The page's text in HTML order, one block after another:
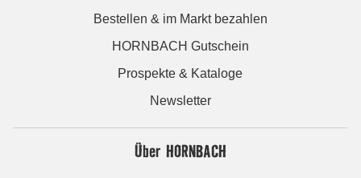
Bestellen & im Markt bezahlen
HORNBACH Gutschein
Prospekte & Kataloge
Newsletter
Über HORNBACH